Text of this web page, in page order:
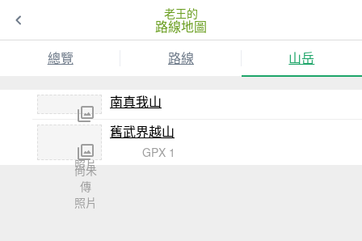
老王的
路線地圖
總覽
路線 山岳
傳
照片
南真我山
尚未
傳
照片
舊武界越山
GPX 1